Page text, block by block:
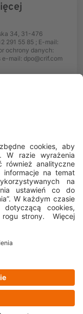
34, 31-476
291 55 85 ; E-mail:
ochrony danych:
mail: dpo@crif.com
na całym świecie
CRIF
Nota prawna
Cookies policy
| ul. Lublańska 34,